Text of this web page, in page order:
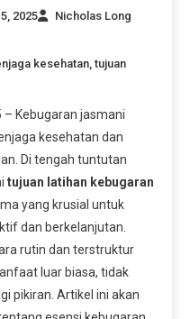
2025 Nicholas Long
kesehatan ,tujuan
– Kebugaran jasmani
kesehatan dan
Di tengah tuntutan
tujuan latihan kebugaran
yang krusial untuk
dan berkelanjutan.
rutin dan terstruktur
luar biasa, tidak
pikiran. Artikel ini akan